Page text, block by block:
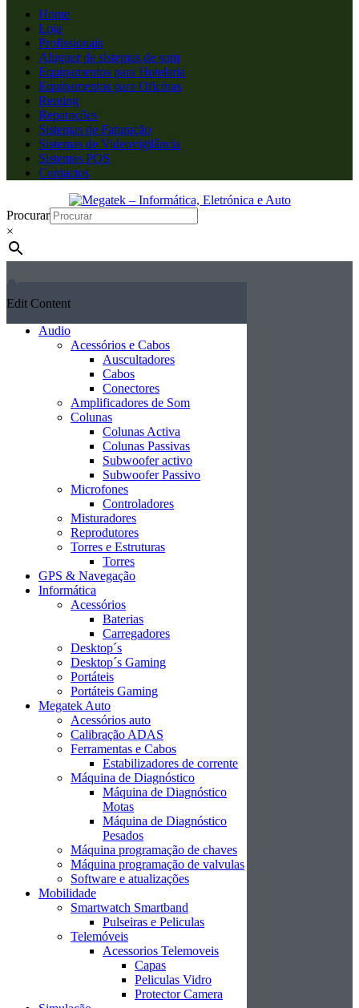
Home
Loja
Profissionais
Aluguer de sistemas de som
Equipamentos para Hotelaria
Equipamentos para Oficinas
Renting
Reparações
Sistemas de Faturação
Sistemas de Videovigilância
Sistemas POS
Contactos
Procurar
×
Edit Content
Audio
Acessórios e Cabos
Auscultadores
Cabos
Conectores
Amplificadores de Som
Colunas
Colunas Activa
Colunas Passivas
Subwoofer activo
Subwoofer Passivo
Microfones
Controladores
Misturadores
Reprodutores
Torres e Estruturas
Torres
GPS & Navegação
Informática
Acessórios
Baterias
Carregadores
Desktop´s
Desktop´s Gaming
Portáteis
Portáteis Gaming
Megatek Auto
Acessórios auto
Calibração ADAS
Ferramentas e Cabos
Estabilizadores de corrente
Máquina de Diagnóstico
Máquina de Diagnóstico
Motas
Máquina de Diagnóstico
Pesados
Máquina programação de chaves
Máquina programação de valvulas
Software e atualizações
Mobilidade
Smartwatch Smartband
Pulseiras e Peliculas
Telemóveis
Acessorios Telemoveis
Capas
Peliculas Vidro
Protector Camera